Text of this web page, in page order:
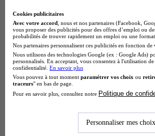
Cookies publicitaires
Avec votre accord , nous et nos partenaires (Facebook,
vous proposer des publicités pour des offres d’emploi ou
probabilités de trouver rapidement un emploi ou une
Nos partenaires personnalisent ces publicités en fonction
Nous utilisons des technologies Google (ex : Google Ads)
personnalisés. En acceptant, vous consentez à l'utilisation
confidentialité. En savoir plus
Vous pouvez à tout moment paramétrer vos choix ou
traceurs" en bas de page.
Pour en savoir plus, consultez notre Politique de
Personnaliser mes choix